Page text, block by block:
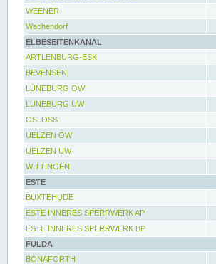
WEENER
Wachendorf
ELBESEITENKANAL
ARTLENBURG-ESK
BEVENSEN
LÜNEBURG OW
LÜNEBURG UW
OSLOSS
UELZEN OW
UELZEN UW
WITTINGEN
ESTE
BUXTEHUDE
ESTE INNERES SPERRWERK AP
ESTE INNERES SPERRWERK BP
FULDA
BONAFORTH